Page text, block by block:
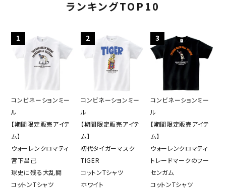
ランキングTOP10
1
コンビネーションミー
ル
【期間限定販売アイテ
ム】
ウォーレンクロマティ
宮下昌己
球史に残る大乱闘
コットンTシャツ
2
コンビネーションミー
ル
【期間限定販売アイテ
ム】
初代タイガーマスク
TIGER
コットンTシャツ
ホワイト
3
コンビネーションミー
ル
【期間限定販売アイテ
ム】
ウォーレンクロマティ
トレードマークのフー
センガム
コットンTシャツ